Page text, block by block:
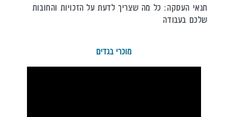
תנאי העסקה: כל מה שצריך לדעת על הזכויות והחובות
שלכם בעבודה
מוכרי בגדים